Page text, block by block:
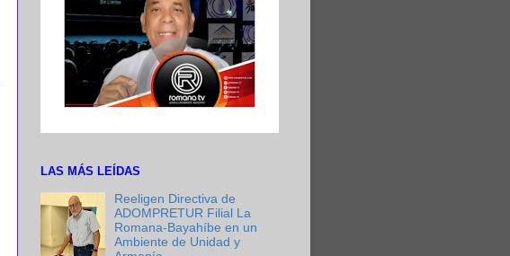
LAS MÁS LEÍDAS
Reeligen Directiva de
ADOMPRETUR Filial La
Romana-Bayahíbe en un
Ambiente de Unidad y